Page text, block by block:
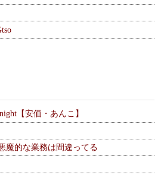
【安価・あんこ】
魔的な業務は間違ってる